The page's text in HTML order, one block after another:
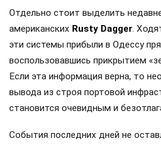
Отдельно стоит выделить
американских Rusty Dagger .
эти системы прибыли в Одессу
воспользовавшись прикрытием
Если эта информация верна, то
вывода из строя портовой
становится очевидным и
События последних дней не